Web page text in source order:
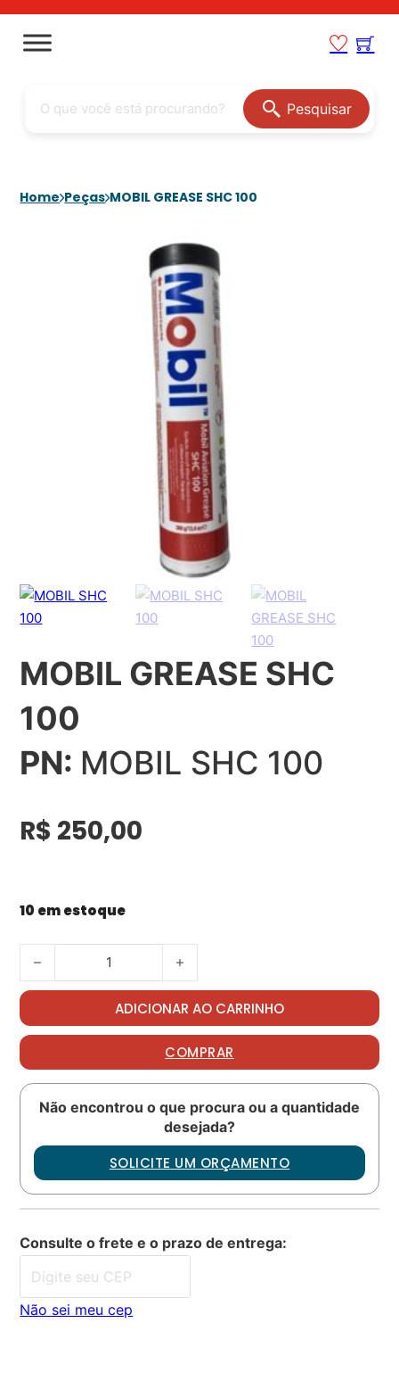
Pesquisar
Home Peças MOBIL GREASE SHC 100
MOBIL GREASE SHC
100
PN: MOBIL SHC 100
R$ 250,00
10 em estoque
MOBIL GREASE SHC 100 quantidade
ADICIONAR AO CARRINHO
COMPRAR
Não encontrou o que procura ou a quantidade
desejada?
SOLICITE UM ORÇAMENTO
Consulte o frete e o prazo de entrega:
Não sei meu cep